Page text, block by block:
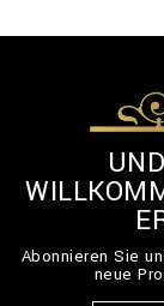
Abonnieren Sie
neue